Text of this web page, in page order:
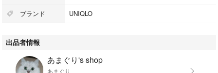
ブランド UNIQLO
出品者情報
あまぐり's shop
あまぐり